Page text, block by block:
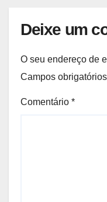
Deixe um
O seu endereço de
Campos
Comentário *